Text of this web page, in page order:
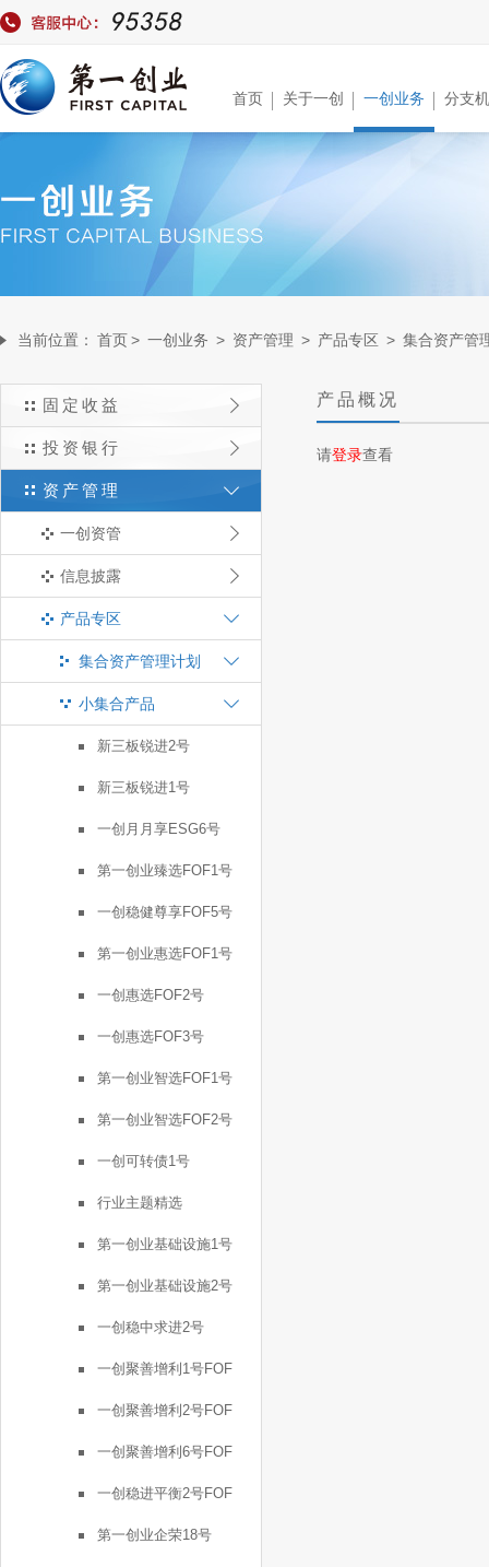
首页 关于一创 一创业务 分支
当前位置： 首页> 一创业务 > 资产管理 > 产品专区 > 集合资产管
固定收益
投资银行
资产管理
一创资管
信息披露
产品专区
集合资产管理计划
小集合产品
新三板锐进2号
新三板锐进1号
一创月月享ESG6号
第一创业臻选FOF1号
一创稳健尊享FOF5号
第一创业惠选FOF1号
一创惠选FOF2号
一创惠选FOF3号
第一创业智选FOF1号
第一创业智选FOF2号
一创可转债1号
行业主题精选
第一创业基础设施1号
第一创业基础设施2号
一创稳中求进2号
一创聚善增利1号FOF
一创聚善增利2号FOF
一创聚善增利6号FOF
一创稳进平衡2号FOF
第一创业企荣18号
产品概况
请登录查看